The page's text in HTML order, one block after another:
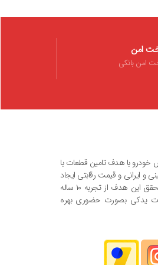
امن
امن بانکی
خودرو با هدف تامین قطعات با
و ایرانی و قیمت رقابتی ایجاد
شده است که برای تحقق این هدف از تجربه ۱۰ ساله
یدکی بصورت حضوری بهره